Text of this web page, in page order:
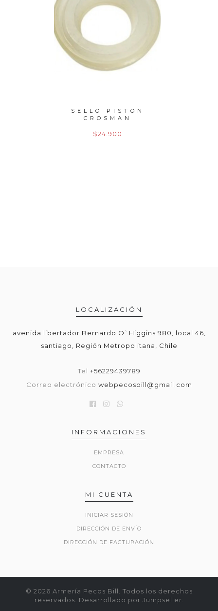
SELLO PISTON
CROSMAN
$24.900
LOCALIZACIÓN
avenida libertador Bernardo O`Higgins 980, local 46,
santiago, Región Metropolitana, Chile
Tel +56229439789
Correo electrónico webpecosbill@gmail.com
INFORMACIONES
EMPRESA
CONTACTO
MI CUENTA
INICIAR SESIÓN
DIRECCIÓN DE ENVÍO
DIRECCIÓN DE FACTURACIÓN
© 2026 Armería Pecos Bill. Todos los derechos
reservados. Desarrollado por Jumpseller